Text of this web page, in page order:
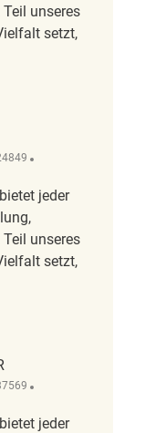
unseres
setzt,
jeder
unseres
setzt,
jeder